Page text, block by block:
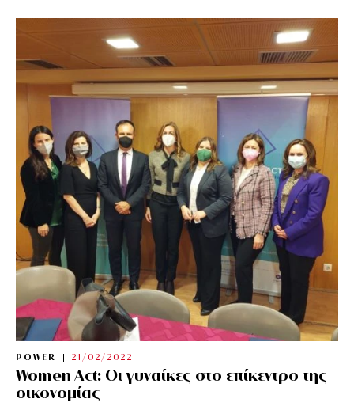
POWER 21/02/2022
Women Act: Οι γυναίκες στο επίκεντρο της
οικονομίας